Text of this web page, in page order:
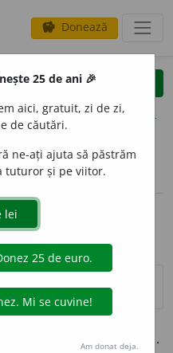
savings Donează
clear
opțiuni
[Origină necunoscută].
25 de ani 🎉
aici, gratuit, zi de zi,
de căutări.
ne-ați ajuta să păstrăm
tuturor și pe viitor.
Am donat deja.